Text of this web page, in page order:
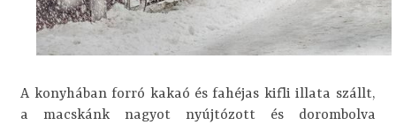
A konyhában forró kakaó és fahéjas kifli illata szállt,
a macskánk nagyot nyújtózott és dorombolva